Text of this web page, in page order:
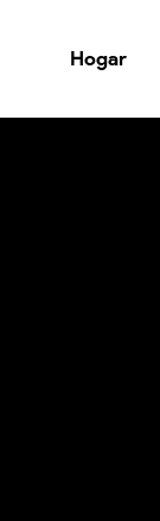
Hogar